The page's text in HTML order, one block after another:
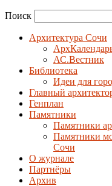
Поиск
Архитектура Сочи
АС.Вестник
Библиотека
Идеи для
Главный
Генплан
Памятники
Памятники
Памятники
Сочи
О журнале
Партнёры
Архив